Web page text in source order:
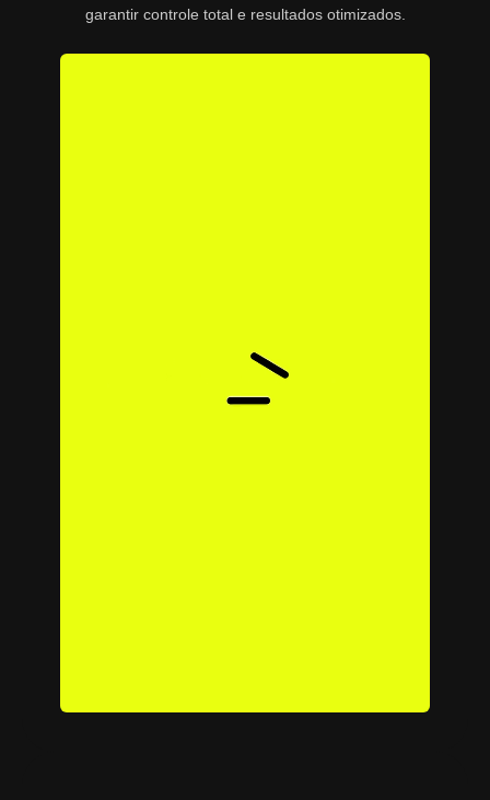
garantir controle total e resultados otimizados.